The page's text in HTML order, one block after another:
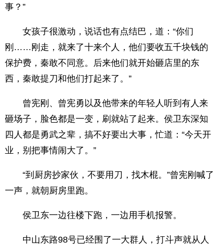
事？”
女孩子很激动，说话也有点结巴，道：“你们
刚……刚走，就来了十来个人，他们要收五千块钱的
保护费，秦敢不同意。后来他们就开始砸店里的东
西，秦敢提刀和他们打起来了。”
曾宪刚、曾宪勇以及他带来的年轻人听到有人来
砸场子，脸色都是一变，刷就站了起来。侯卫东深知
四人都是勇武之辈，搞不好要出大事，忙道：“今天开
业，别把事情闹大了。”
“到厨房抄家伙，不要用刀，找木棍。”曾宪刚喊了
一声，就朝厨房里跑。
侯卫东一边往楼下跑，一边用手机报警。
中山东路98号已经围了一大群人，打斗声就从人